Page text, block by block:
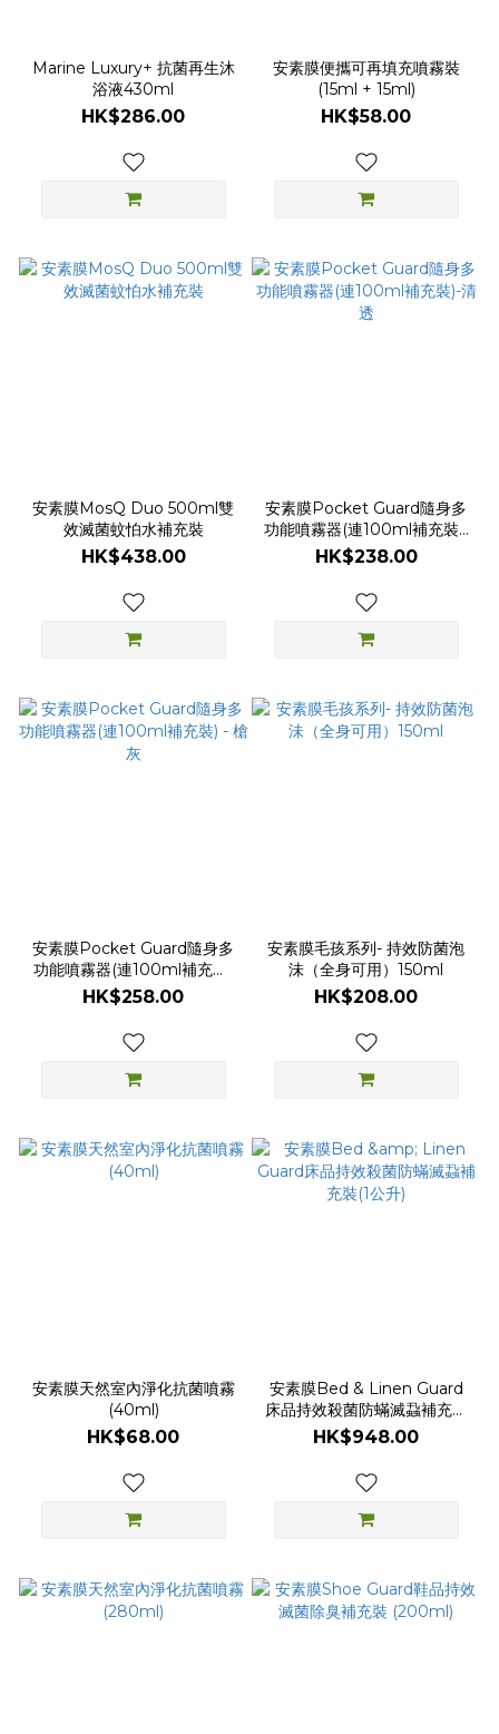
Marine Luxury+ 抗菌再生沐
浴液430ml
HK$286.00
安素膜便攜可再填充噴霧裝
(15ml + 15ml)
HK$58.00
安素膜MosQ Duo 500ml雙
效滅菌蚊怕水補充裝
HK$438.00
安素膜Pocket Guard隨身多
功能噴霧器(連100ml補充裝)-
清透
HK$238.00
安素膜Pocket Guard隨身多
功能噴霧器(連100ml補充裝)
- 槍灰
HK$258.00
安素膜毛孩系列- 持效防菌泡
沬（全身可用）150ml
HK$208.00
安素膜天然室內淨化抗菌噴霧
(40ml)
HK$68.00
安素膜Bed & Linen Guard
床品持效殺菌防蟎滅蝨補充裝
(1公升)
HK$948.00